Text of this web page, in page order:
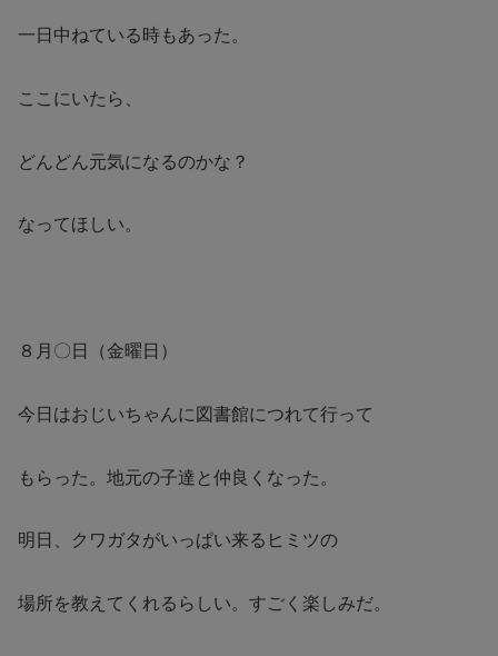
一日中ねている時もあった。
ここにいたら、
どんどん元気になるのかな？
なってほしい。
８月〇日（金曜日）
今日はおじいちゃんに図書館につれて行って
もらった。地元の子達と仲良くなった。
明日、クワガタがいっぱい来るヒミツの
場所を教えてくれるらしい。すごく楽しみだ。